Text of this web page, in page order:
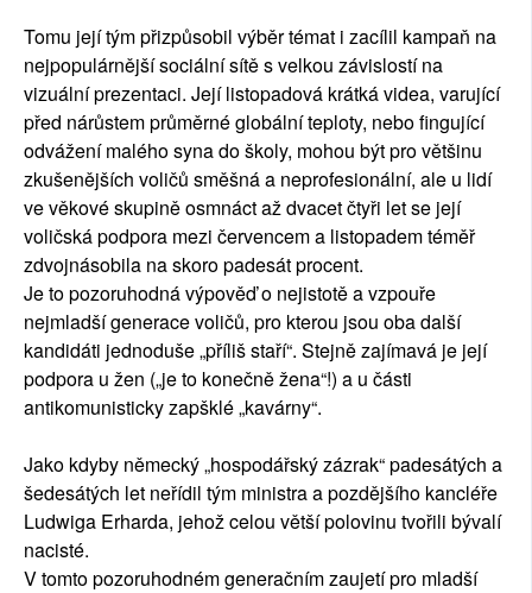
Tomu její tým přizpůsobil výběr témat i zacílil kampaň na
nejpopulárnější sociální sítě s velkou závislostí na
vizuální prezentaci. Její listopadová krátká videa, varující
před nárůstem průměrné globální teploty, nebo fingující
odvážení malého syna do školy, mohou být pro většinu
zkušenějších voličů směšná a neprofesionální, ale u lidí
ve věkové skupině osmnáct až dvacet čtyři let se její
voličská podpora mezi červencem a listopadem téměř
zdvojnásobila na skoro padesát procent.
Je to pozoruhodná výpověď o nejistotě a vzpouře
nejmladší generace voličů, pro kterou jsou oba další
kandidáti jednoduše „příliš staří“. Stejně zajímavá je její
podpora u žen („je to konečně žena“!) a u části
antikomunisticky zapšklé „kavárny“.
Jako kdyby německý „hospodářský zázrak“ padesátých a
šedesátých let neřídil tým ministra a pozdějšího kancléře
Ludwiga Erharda, jehož celou větší polovinu tvořili bývalí
nacisté.
V tomto pozoruhodném generačním zaujetí pro mladší